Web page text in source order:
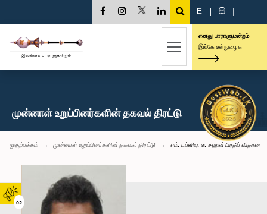
02
E | සි |
எனது பாராளுமன்றம்
இங்கே உள்நுழைக
முன்னாள் உறுப்பினர்களின் தகவல் திரட்டு
முதற்பக்கம் முன்னாள் உறுப்பினர்களின் தகவல் திரட்டு எம். டப்ளியு. டீ. சஹன் பிரதீப் விதான